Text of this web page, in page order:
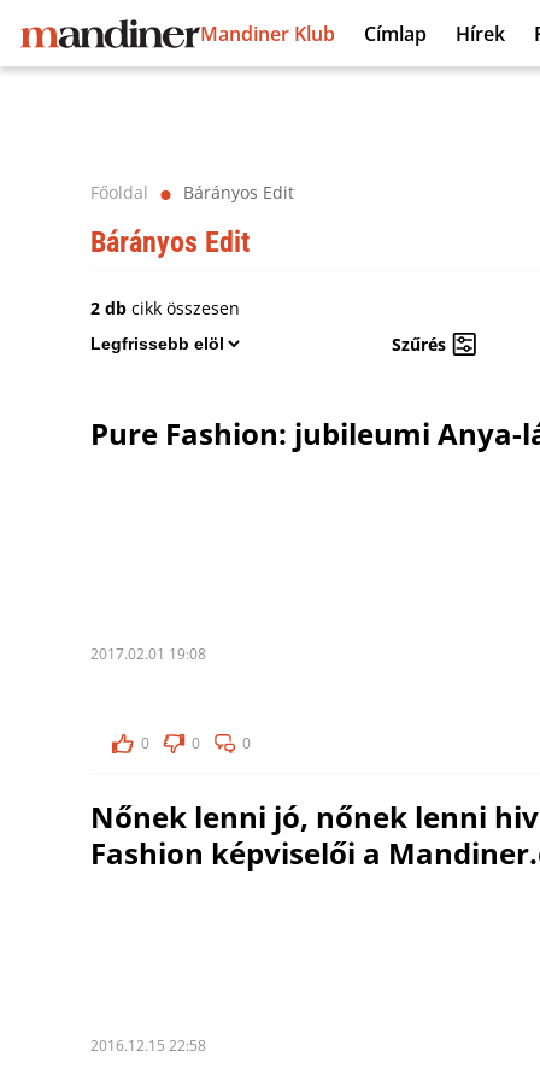
Mandiner Klub Címlap Hírek
Főoldal ⬤ Bárányos Edit
Bárányos Edit
2 db cikk összesen
Szűrés
Pure Fashion: jubileumi Anya-
2017.02.01 19:08
0 0 0
Nőnek lenni jó, nőnek lenni
Fashion képviselői a
2016.12.15 22:58